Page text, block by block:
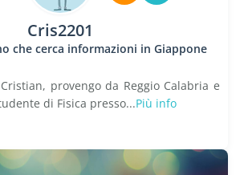
Cris2201
che cerca informazioni in Giappone
provengo da Reggio Calabria e
di Fisica presso...Più info